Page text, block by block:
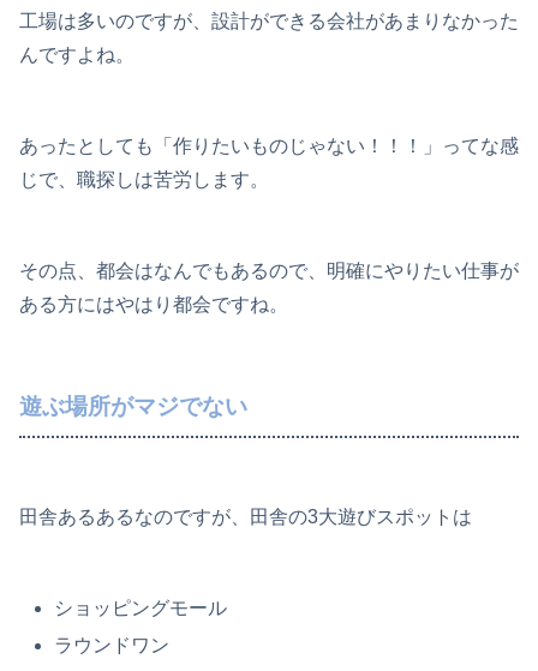
工場は多いのですが、設計ができる会社があまりなかった
んですよね。
あったとしても「作りたいものじゃない！！！」ってな感
じで、職探しは苦労します。
その点、都会はなんでもあるので、明確にやりたい仕事が
ある方にはやはり都会ですね。
遊ぶ場所がマジでない
田舎あるあるなのですが、田舎の3大遊びスポットは
ショッピングモール
ラウンドワン